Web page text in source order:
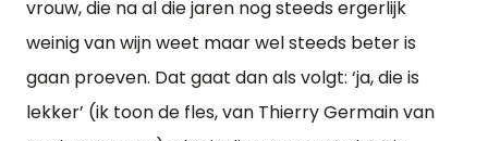
vrouw, die na al die jaren nog steeds ergerlijk
weinig van wijn weet maar wel steeds beter is
gaan proeven. Dat gaat dan als volgt: ‘ja, die is
lekker’ (ik toon de fles, van Thierry Germain van